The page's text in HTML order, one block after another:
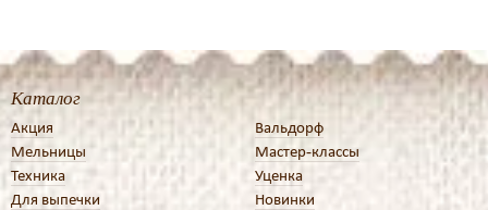
Каталог
Акция
Мельницы
Техника
Для выпечки
Вальдорф
Мастер-классы
Уценка
Новинки